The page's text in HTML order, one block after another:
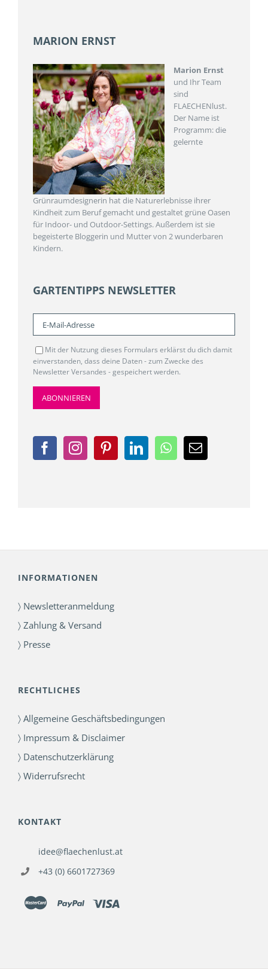
MARION ERNST
Marion Ernst
und Ihr Team
sind
FLAECHENlust.
Der Name ist
Programm: die
gelernte
Grünraumdesignerin hat die Naturerlebnisse ihrer
Kindheit zum Beruf gemacht und gestaltet grüne Oasen
für Indoor- und Outdoor-Settings. Außerdem ist sie
begeisterte Bloggerin und Mutter von 2 wunderbaren
Kindern.
GARTENTIPPS NEWSLETTER
Mit der Nutzung dieses Formulars erklärst du dich damit
einverstanden, dass deine Daten - zum Zwecke des
Newsletter Versandes - gespeichert werden.
INFORMATIONEN
〉 Newsletteranmeldung
〉 Zahlung & Versand
〉 Presse
RECHTLICHES
〉 Allgemeine Geschäftsbedingungen
〉 Impressum & Disclaimer
〉 Datenschutzerklärung
〉 Widerrufsrecht
KONTAKT
idee@flaechenlust.at
+43 (0) 6601727369